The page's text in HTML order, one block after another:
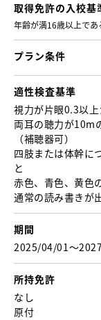
取得免許の入校基
年齢が満16歳以上であ
プラン条件
適性検査基準
視力が片眼0.3以上
両耳の聴力が10m
（補聴器可）
四肢または体幹に
と
赤色、青色、黄色
通常の読み書きが
期間
2025/04/01〜
所持免許
なし
原付